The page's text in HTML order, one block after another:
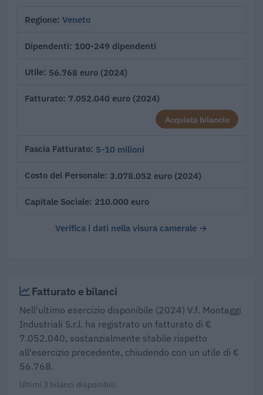
Regione Veneto
Dipendenti 100-249 dipendenti
Utile 56.768 euro (2024)
Fatturato 7.052.040 euro (2024)
Acquista bilancio
Fascia Fatturato 5-10 milioni
Costo del Personale 3.078.052 euro (2024)
Capitale Sociale 210.000 euro
Verifica i dati nella visura camerale →
Fatturato e bilanci
Nell'ultimo esercizio disponibile (2024) V.f. Montaggi
Industriali S.r.l. ha registrato un fatturato di €
7.052.040, sostanzialmente stabile rispetto
all'esercizio precedente, chiudendo con un utile di €
56.768.
Ultimi 3 bilanci disponibili.